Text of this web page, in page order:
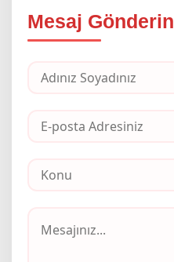
Mesaj Gönderin